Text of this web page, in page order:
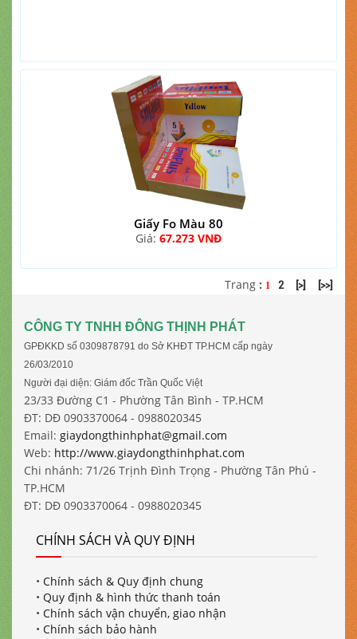
Giấy Fo Màu 80
Giá: 67.273 VNĐ
Trang : 1 2 [>] [>>]
CÔNG TY TNHH ĐÔNG THỊNH PHÁT
GPĐKKD số 0309878791 do Sở KHĐT TP.HCM cấp ngày
26/03/2010
Người đại diện: Giám đốc Trần Quốc Việt
23/33 Đường C1 - Phường Tân Bình - TP.HCM
ĐT: DĐ 0903370064 - 0988020345
Email: giaydongthinhphat@gmail.com
Web: http://www.giaydongthinhphat.com
Chi nhánh: 71/26 Trịnh Đình Trọng - Phường Tân Phú -
TP.HCM
ĐT: DĐ 0903370064 - 0988020345
CHÍNH SÁCH VÀ QUY ĐỊNH
• Chính sách & Quy định chung
• Quy định & hình thức thanh toán
• Chính sách vận chuyển, giao nhận
• Chính sách bảo hành